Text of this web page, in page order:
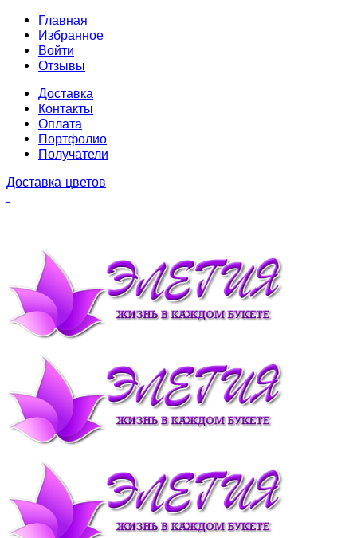
Главная
Избранное
Войти
Отзывы
Доставка
Контакты
Оплата
Портфолио
Получатели
Доставка цветов